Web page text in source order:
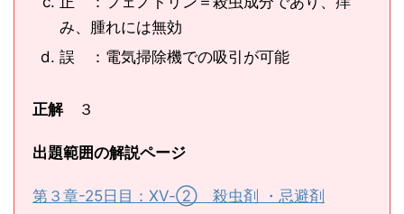
み、腫れには無効
誤 ：電気掃除機での吸引が可能
正解３
出題範囲の解説ページ
第３章-25日目：ⅩⅤ-② 殺虫剤 ・忌避剤